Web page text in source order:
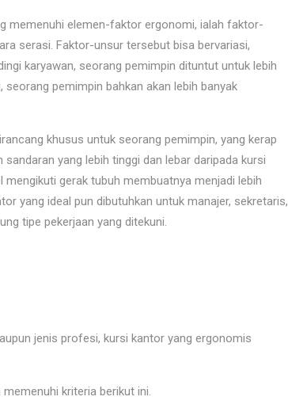
memenuhi elemen-faktor ergonomi, ialah faktor-
serasi. Faktor-unsur tersebut bisa bervariasi,
karyawan, seorang pemimpin dituntut untuk lebih
seorang pemimpin bahkan akan lebih banyak
khusus untuk seorang pemimpin, yang kerap
yang lebih tinggi dan lebar daripada kursi
gerak tubuh membuatnya menjadi lebih
yang ideal pun dibutuhkan untuk manajer, sekretaris,
tipe pekerjaan yang ditekuni.
jenis profesi, kursi kantor yang ergonomis
kriteria berikut ini.